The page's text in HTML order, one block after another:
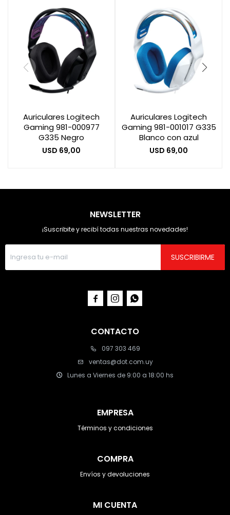
Auriculares Logitech
Gaming 981-000977
G335 Negro
USD 69,00
Auriculares Logitech
Gaming 981-001017 G335
Blanco con azul
USD 69,00
CONTACTO
097 303 469
ventas@dot.com.uy
Lunes a Viernes de 9:00 a 18:00 hs
EMPRESA
Términos y condiciones
COMPRA
Envíos y devoluciones
MI CUENTA
NEWSLETTER
¡Suscribite y recibí todas nuestras novedades!
SUSCRIBIRME
  